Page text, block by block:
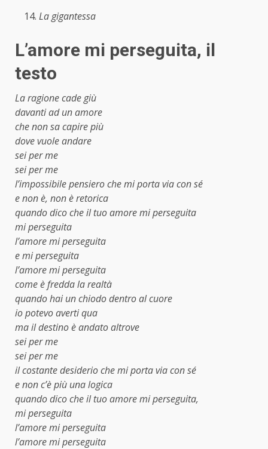
La gigantessa
L’amore mi perseguita, il
testo
La ragione cade giù
davanti ad un amore
che non sa capire più
dove vuole andare
sei per me
sei per me
l’impossibile pensiero che mi porta via con sé
e non è, non è retorica
quando dico che il tuo amore mi perseguita
mi perseguita
l’amore mi perseguita
e mi perseguita
l’amore mi perseguita
come è fredda la realtà
quando hai un chiodo dentro al cuore
io potevo averti qua
ma il destino è andato altrove
sei per me
sei per me
il costante desiderio che mi porta via con sé
e non c’è più una logica
quando dico che il tuo amore mi perseguita,
mi perseguita
l’amore mi perseguita
l’amore mi perseguita